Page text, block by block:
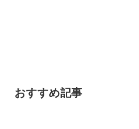
おすすめ記事